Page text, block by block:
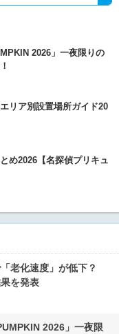
2026」一夜限りの
リア別設置場所ガイド20
め2026【名探偵プリキュ
老化速度」が低下？
を発表
2026」一夜限